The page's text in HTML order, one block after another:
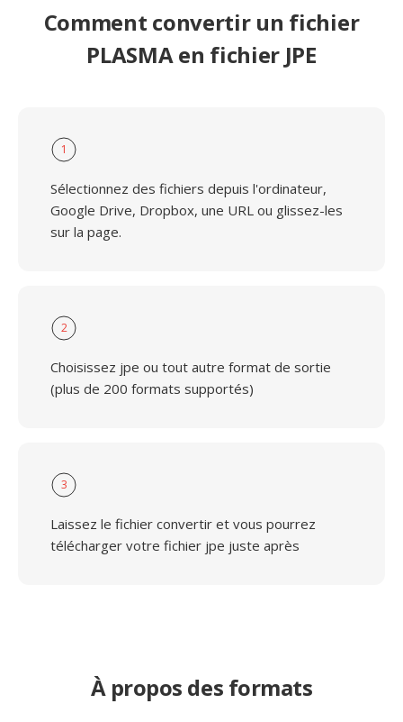
Comment convertir un fichier
PLASMA en fichier JPE
1
Sélectionnez des fichiers depuis l'ordinateur,
Google Drive, Dropbox, une URL ou glissez-les
sur la page.
2
Choisissez jpe ou tout autre format de sortie
(plus de 200 formats supportés)
3
Laissez le fichier convertir et vous pourrez
télécharger votre fichier jpe juste après
À propos des formats